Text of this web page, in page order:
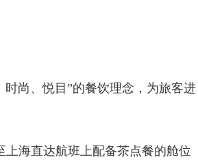
尚、悦目”的餐饮理念，为旅客进
上海直达航班上配备茶点餐的舱位